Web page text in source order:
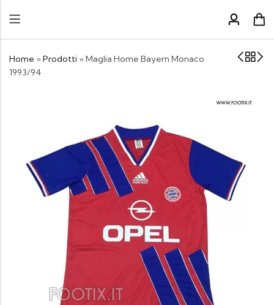
Home » Prodotti » Maglia Home Bayern Monaco
1993/94